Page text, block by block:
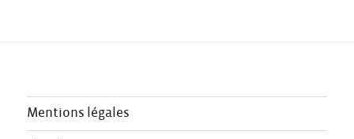
Mentions légales